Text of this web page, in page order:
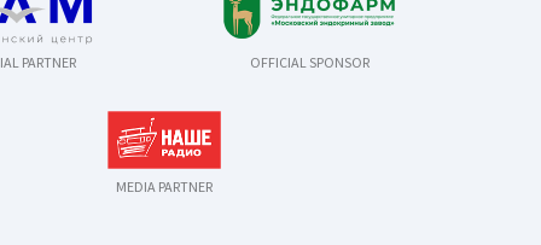
PARTNER OFFICIAL SPONSOR
MEDIA PARTNER